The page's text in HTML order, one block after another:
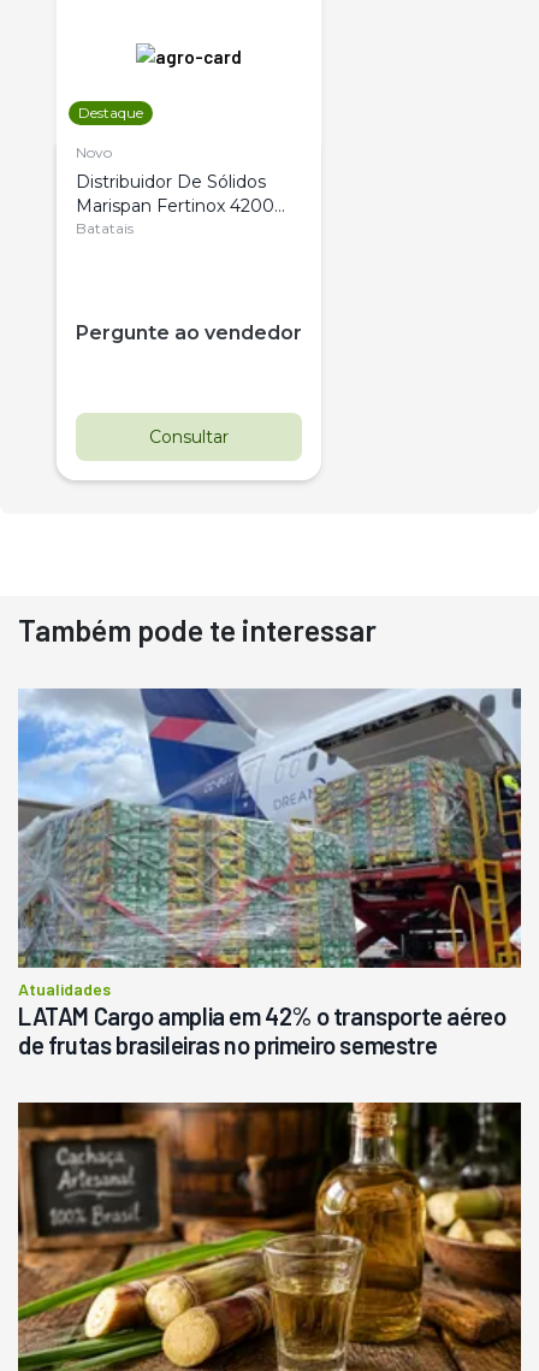
Destaque
Novo
Distribuidor De Sólidos
Marispan Fertinox 4200
Citrus
Batatais
Pergunte ao vendedor
Consultar
Destaque
Usado
Pá Carregadeira Cat 966
Ano 1987
Londrina
R$ 145.000
Consultar
Também pode te interessar
Atualidades
LATAM Cargo amplia em 42% o transporte aéreo
de frutas brasileiras no primeiro semestre